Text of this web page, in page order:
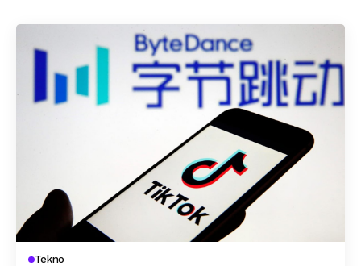
Tekno